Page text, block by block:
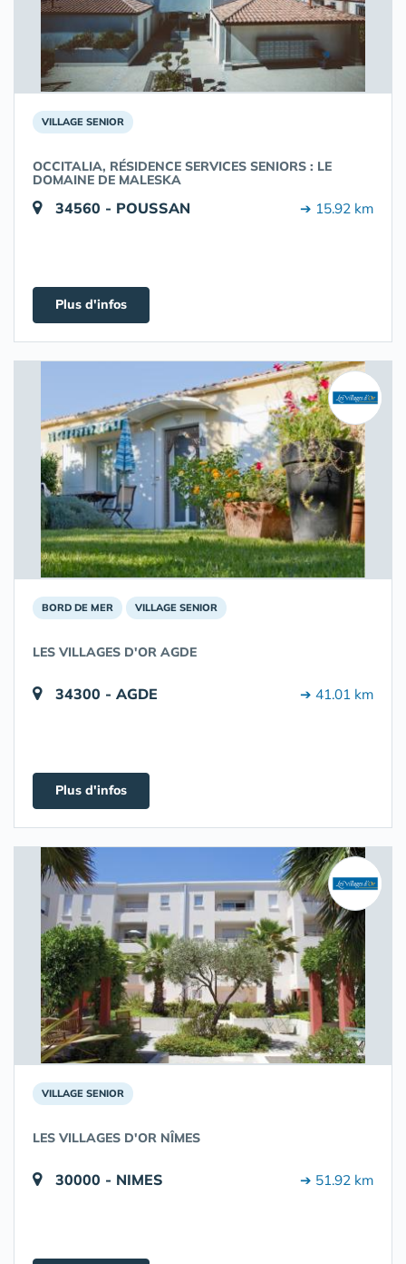
VILLAGE SENIOR
OCCITALIA, RÉSIDENCE SERVICES SENIORS : LE
DOMAINE DE MALESKA
34560 - POUSSAN ➔ 15.92 km
Plus d'infos
BORD DE MER VILLAGE SENIOR
LES VILLAGES D'OR AGDE
34300 - AGDE ➔ 41.01 km
Plus d'infos
VILLAGE SENIOR
LES VILLAGES D'OR NÎMES
30000 - NIMES ➔ 51.92 km